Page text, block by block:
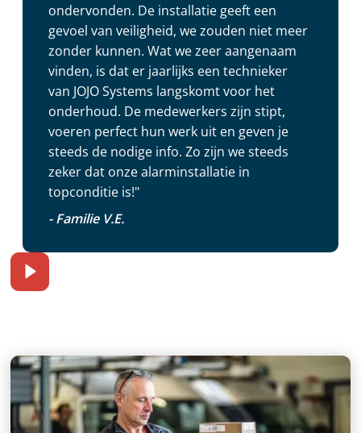
ondervonden. De installatie geeft een
gevoel van veiligheid, we zouden niet meer
zonder kunnen. Wat we zeer aangenaam
vinden, is dat er jaarlijks een technieker
van JOJO Systems langskomt voor het
onderhoud. De medewerkers zijn stipt,
voeren perfect hun werk uit en geven je
steeds de nodige info. Zo zijn we steeds
zeker dat onze alarminstallatie in
topconditie is!"
- Familie V.E.